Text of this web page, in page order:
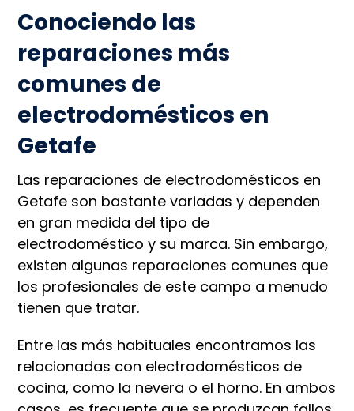
Conociendo las
reparaciones más
comunes de
electrodomésticos en
Getafe
Las reparaciones de electrodomésticos en
Getafe son bastante variadas y dependen
en gran medida del tipo de
electrodoméstico y su marca. Sin embargo,
existen algunas reparaciones comunes que
los profesionales de este campo a menudo
tienen que tratar.
Entre las más habituales encontramos las
relacionadas con electrodomésticos de
cocina, como la nevera o el horno. En ambos